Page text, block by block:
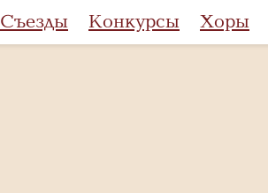
Съезды Конкурсы Хоры